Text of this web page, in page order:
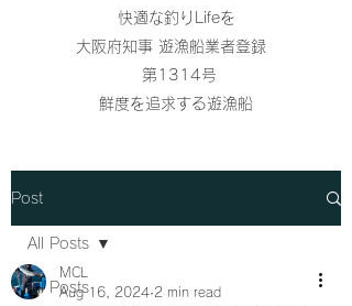
快適な釣りLifeを
大阪府知事 遊漁船業者登録
第1314号
鮮度を追求する遊漁船
Post
All Posts
All Posts
MCL
Aug 16, 2024 2 min read